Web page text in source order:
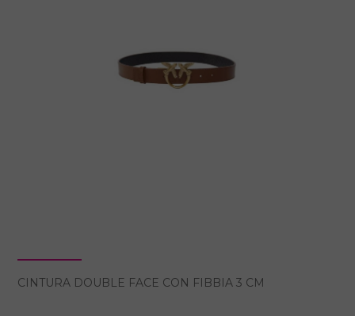
CINTURA DOUBLE FACE CON FIBBIA 3 CM